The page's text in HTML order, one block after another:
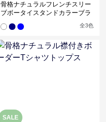
骨格ナチュラルフレンチスリー
ブボータイスタンドカラーブラ
全3色
SALE